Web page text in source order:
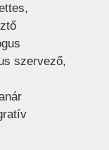
szervező,